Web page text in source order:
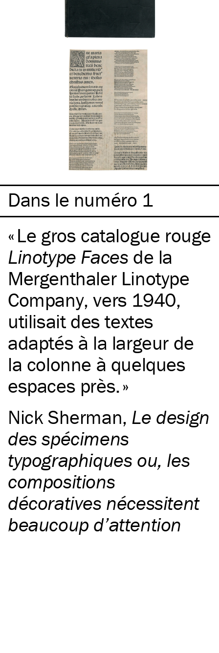
Dans le numéro 1
Le gros catalogue rouge
Linotype Faces de la
Mergenthaler Linotype
Company, vers 1940,
utilisait des textes
adaptés à la largeur de
la colonne à quelques
espaces près.
Nick Sherman, Le design
des spécimens
typographiques ou, les
compositions
décoratives nécessitent
beaucoup d’attention